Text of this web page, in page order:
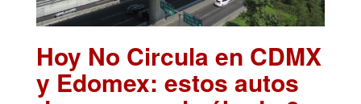
Hoy No Circula en CDMX
y Edomex: estos autos